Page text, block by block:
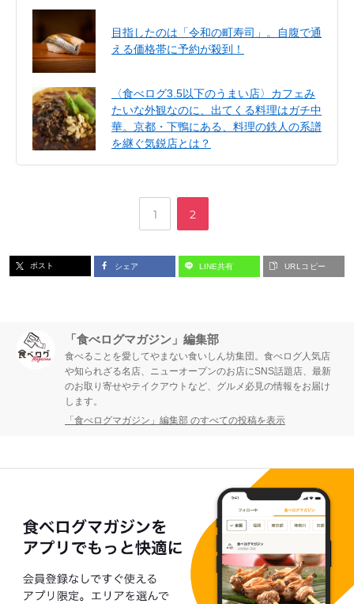
目指したのは「令和の町寿司」。自腹で通
える価格帯に予約が殺到！
〈食べログ3.5以下のうまい店〉カフェみ
たいな外観なのに、出てくる料理はガチ中
華。京都・下鴨にある、料理の鉄人の系譜
を継ぐ気鋭店とは？
ペ
ジ
1
,
ペ
ジ
2
ポスト シェア LINE共有 URLコピー
「食べログマガジン」編集部
食べることを愛してやまない食いしん坊集団。食べログ人気店
や知られざる名店、ニューオープンのお店にSNS話題店、最新
のお取り寄せやテイクアウトなど、グルメ必見の情報をお届け
します。
「食べログマガジン」編集部 のすべての投稿を表示